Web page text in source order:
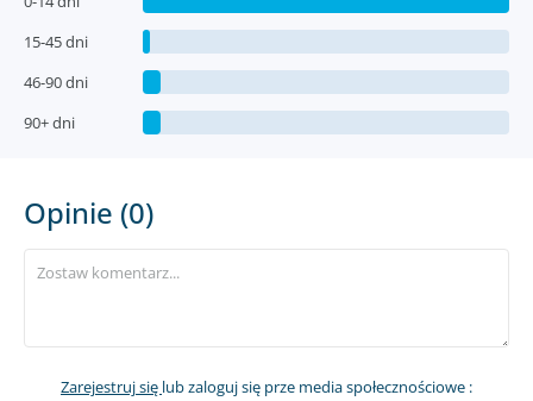
15-45 dni
46-90 dni
90+ dni
Opinie (0)
Zarejestruj się lub zaloguj się prze media społecznościowe :